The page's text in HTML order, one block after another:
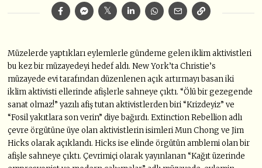
Müzelerde yaptıkları eylemlerle gündeme gelen iklim aktivistleri
bu kez bir müzayedeyi hedef aldı. New York’ta Christie’s
müzayede evi tarafından düzenlenen açık artırmayı basan iki
iklim aktivisti ellerinde afişlerle sahneye çıktı. “Ölü bir gezegende
sanat olmaz!” yazılı afiş tutan aktivistlerden biri “Krizdeyiz” ve
“Fosil yakıtlara son verin” diye bağırdı. Extinction Rebellion adlı
çevre örgütüne üye olan aktivistlerin isimleri Mun Chong ve Jim
Hicks olarak açıklandı. Hicks ise elinde örgütün amblemi olan bir
afişle sahneye çıktı. Çevrimiçi olarak yayınlanan “Kağıt üzerinde